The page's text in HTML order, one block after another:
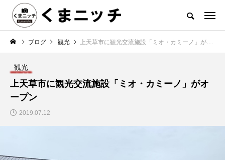
ブログ 観光 上天草市に観光交流施設「ミオ・カミーノ」がオープン
観光
上天草市に観光交流施設「ミオ・カミーノ」がオ
ープン
2019.07.12